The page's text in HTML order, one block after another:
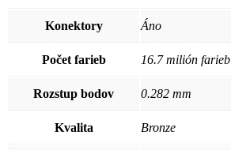
Konektory Áno
Počet farieb 16.7 milión farieb
Rozstup bodov 0.282 mm
Kvalita Bronze